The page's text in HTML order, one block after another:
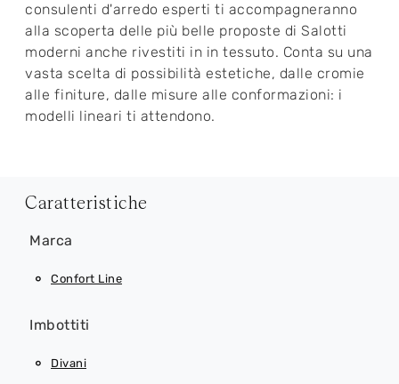
consulenti d'arredo esperti ti accompagneranno
alla scoperta delle più belle proposte di Salotti
moderni anche rivestiti in in tessuto. Conta su una
vasta scelta di possibilità estetiche, dalle cromie
alle finiture, dalle misure alle conformazioni: i
modelli lineari ti attendono.
Caratteristiche
Marca
Confort Line
Imbottiti
Divani